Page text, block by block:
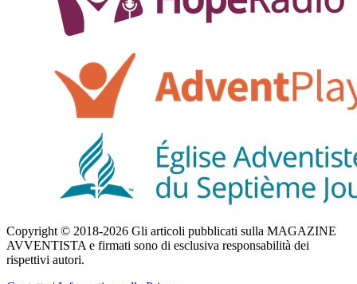
Copyright © 2018-2026 Gli articoli pubblicati sulla MAGAZINE
AVVENTISTA e firmati sono di esclusiva responsabilità dei
rispettivi autori.